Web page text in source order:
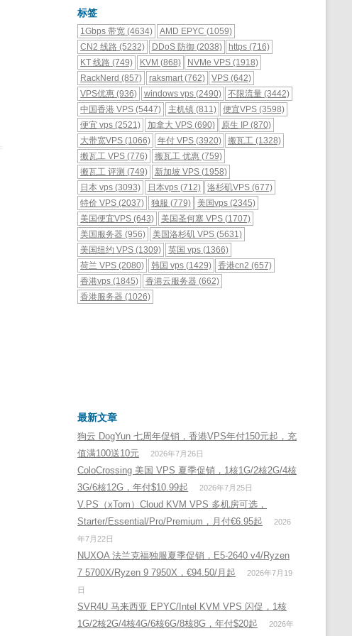
标签
1Gbps 带宽 (4634) AMD EPYC (1059)
CN2 线路 (5232) DDoS 防御(2038) https (716)
KT 线路 (749) KVM (868) NVMe VPS (1918)
RackNerd (857) raksmart(762) VPS (642)
VPS优惠 (936) windows vps(2490) 不限流量 (3442)
中国香港 VPS (5447) 主机镇(811) 便宜VPS (3598)
便宜 vps (2521) 加拿大 VPS(690) 原生 IP (870)
大带宽VPS (1066) 年付 VPS(3920) 搬瓦工 (1328)
搬瓦工 VPS (776) 搬瓦工 优惠(759)
搬瓦工 评测 (749) 新加坡 VPS(1958)
日本 vps (3093) 日本vps(712) 洛杉矶VPS (677)
特价 VPS (2037) 独服 (779) 美国vps (2345)
美国便宜VPS (643) 美国圣何塞 VPS(1707)
美国服务器 (956) 美国洛杉矶 VPS(5631)
美国纽约 VPS (1309) 英国 vps(1366)
荷兰 VPS (2080) 韩国 vps(1429) 香港cn2 (657)
香港vps (1845) 香港云服务器 (662)
香港服务器 (1026)
最新文章
狗云 DogYun 七周年促销，香港VPS年付150元起，充
值满100送10元
2026年7月26日
ColoCrossing 美国 VPS 夏季促销，1核1G/2核2G/4核
3G/6核12G，年付$10.99起
2026年7月25日
V.PS（xTom）Cloud KVM VPS 多机房可选，
Starter/Essential/Pro/Premium，月付€6.95起
2026
年7月22日
NUXOA 法兰克福独服夏季促销，E5-2640 v4/Ryzen
7 5700X/Ryzen 9 7950X，€94.50/月起
2026年7月19
日
SVR4U 马来西亚 EPYC/Intel KVM VPS 闪促，1核
1G/2核2G/4核4G/6核6G/8核8G，年付$20起
2026年